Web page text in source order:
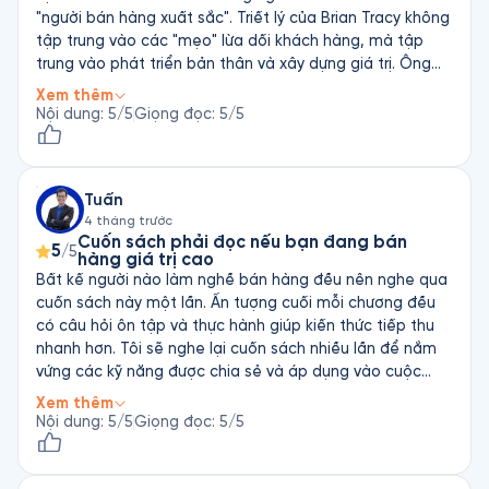
"người bán hàng xuất sắc". Triết lý của Brian Tracy không
tập trung vào các "mẹo" lừa dối khách hàng, mà tập
trung vào phát triển bản thân và xây dựng giá trị. Ông
tin rằng bán hàng là một nghề cao quý vì nó giúp giải
quyết vấn đề cho người khác.
Xem thêm
Nội dung: 5/5Giọng đọc: 5/5
Tuấn
4 tháng trước
5/5Cuốn sách phải đọc nếu bạn đang bán
hàng giá trị cao
Bất kế người nào làm nghề bán hàng đều nên nghe qua
cuốn sách này một lần. Ấn tượng cuối mỗi chương đều
có câu hỏi ôn tập và thực hành giúp kiến thức tiếp thu
nhanh hơn. Tôi sẽ nghe lại cuốn sách nhiều lần để nắm
vứng các kỹ năng được chia sẻ và áp dụng vào cuộc
sách hằng ngày
Xem thêm
Nội dung: 5/5Giọng đọc: 5/5